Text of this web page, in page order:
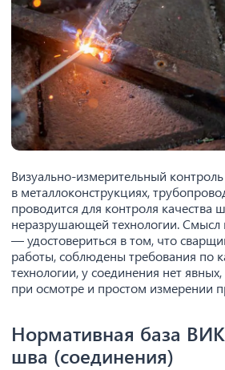
Визуально-измерительный
в металлоконструкциях,
проводится для контроля качества
неразрушающей технологии. Смысл
— удостовериться в том, что
работы, соблюдены требования по
технологии, у соединения нет
при осмотре и простом измерении
Нормативная база
шва (соединения)